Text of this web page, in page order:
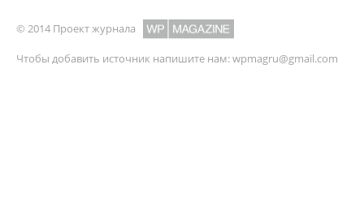
© 2014 Проект журнала
Чтобы добавить источник напишите нам:wpmagru@gmail.com